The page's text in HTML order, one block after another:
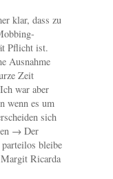
klar, dass zu
Pflicht ist.
Ausnahme
Zeit
war aber
wenn es um
sich
→ Der
bleibe
Ricarda